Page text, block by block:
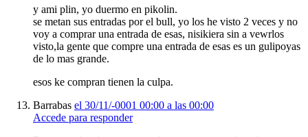
y ami plin, yo duermo en pikolin.
se metan sus entradas por el bull, yo los he visto 2 veces y no
voy a comprar una entrada de esas, nisikiera sin a vewrlos
visto,la gente que compre una entrada de esas es un gulipoyas
de lo mas grande.
esos ke compran tienen la culpa.
Barrabas el 30/11/-0001 00:00 a las 00:00
Accede para responder